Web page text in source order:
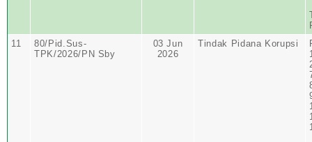
11
80/Pid.Sus-
TPK/2026/PN Sby
03 Jun
2026
Tindak Pidana Korupsi